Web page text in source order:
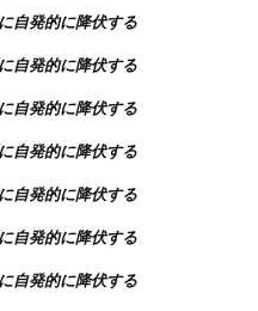
自発的に降伏する
自発的に降伏する
自発的に降伏する
自発的に降伏する
自発的に降伏する
自発的に降伏する
自発的に降伏する